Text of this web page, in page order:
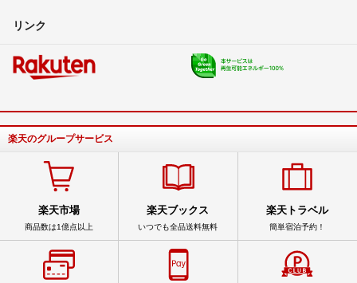
リンク
楽天のグループサービス
楽天市場
商品数は1億点以上
楽天ブックス
いつでも全品送料無料
楽天トラベル
簡単宿泊予約！